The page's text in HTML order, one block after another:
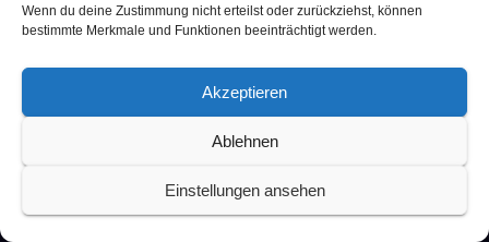
Wenn du deine Zustimmung nicht erteilst oder zurückziehst, können
bestimmte Merkmale und Funktionen beeinträchtigt werden.
Akzeptieren
Ablehnen
Einstellungen ansehen
IPMS Deutschland
Impressum Datenschutzerklärung (pdf)